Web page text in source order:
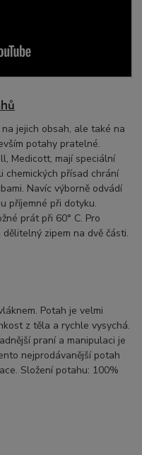
jejich obsah, ale také na
potahy pratelné.
Medicott, mají speciální
chemických přísad chrání
Navíc výborně odvádí
příjemné při dotyku.
prát při 60° C. Pro
zipem na dvě části.
Potah je velmi
z těla a rychle vysychá.
praní a manipulaci je
nejprodávanější potah
Složení potahu: 100%